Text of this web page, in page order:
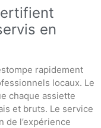
en
rapidement
locaux. Le
chaque assiette
et bruts. Le service
de l’expérience